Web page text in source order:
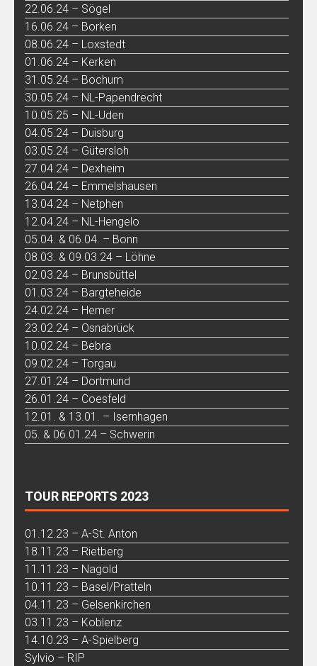
22.06.24 – Sögel
16.06.24 – Borken
08.06.24 – Loxstedt
01.06.24 – Kerken
31.05.24 – Bochum
30.05.24 – NL-Papendrecht
10.05.25 – NL-Uden
04.05.24 – Duisburg
03.05.24 – Gütersloh
27.04.24 – Dexheim
26.04.24 – Emmelshausen
13.04.24 – Netphen
12.04.24 – NL-Hengelo
05.04. & 06.04. – Bonn
08.03. & 09.03.24 – Löhne
02.03.24 – Brunsbüttel
01.03.24 – Bargteheide
24.02.24 – Hemer
23.02.24 – Osnabrück
10.02.24 – Bebra
09.02.24 – Torgau
27.01.24 – Dortmund
26.01.24 – Coesfeld
12.01. & 13.01. – Isernhagen
05. & 06.01.24 – Schwerin
TOUR REPORTS 2023
01.12.23 – A-St. Anton
18.11.23 – Rietberg
11.11.23 – Nagold
10.11.23 – Basel/Pratteln
04.11.23 – Gelsenkirchen
03.11.23 – Koblenz
14.10.23 – A-Spielberg
Sylvio – RIP